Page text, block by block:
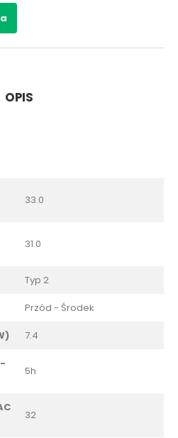
OPIS
33.0
31.0
Typ 2
Przód - Środek
7.4
5h
32